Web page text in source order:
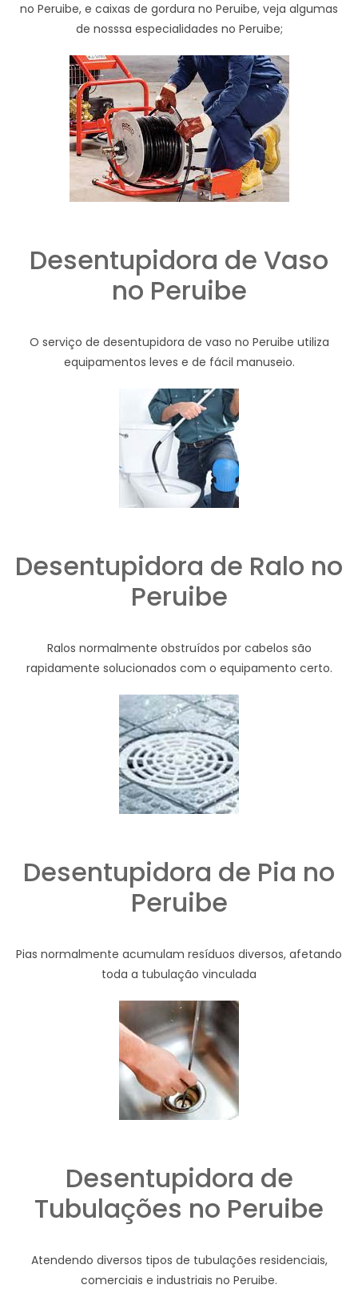
no Peruibe, e caixas de gordura no Peruibe, veja algumas
de nosssa especialidades no Peruibe;
Desentupidora de Vaso
no Peruibe
O serviço de desentupidora de vaso no Peruibe utiliza
equipamentos leves e de fácil manuseio.
Desentupidora de Ralo no
Peruibe
Ralos normalmente obstruídos por cabelos são
rapidamente solucionados com o equipamento certo.
Desentupidora de Pia no
Peruibe
Pias normalmente acumulam resíduos diversos, afetando
toda a tubulação vinculada
Desentupidora de
Tubulações no Peruibe
Atendendo diversos tipos de tubulações residenciais,
comerciais e industriais no Peruibe.